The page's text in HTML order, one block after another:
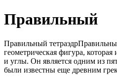
Правильный
Правильный
геометрическая фигура,
и углы. Он является одним из
были известны еще древним